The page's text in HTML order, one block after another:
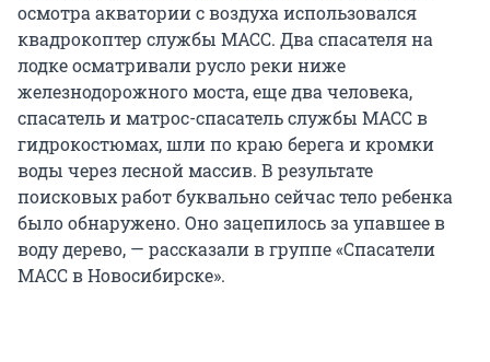
осмотра акватории с воздуха использовался
квадрокоптер службы МАСС. Два спасателя на
лодке осматривали русло реки ниже
железнодорожного моста, еще два человека,
спасатель и матрос-спасатель службы МАСС в
гидрокостюмах, шли по краю берега и кромки
воды через лесной массив. В результате
поисковых работ буквально сейчас тело ребенка
было обнаружено. Оно зацепилось за упавшее в
воду дерево, — рассказали в группе «Спасатели
МАСС в Новосибирске».